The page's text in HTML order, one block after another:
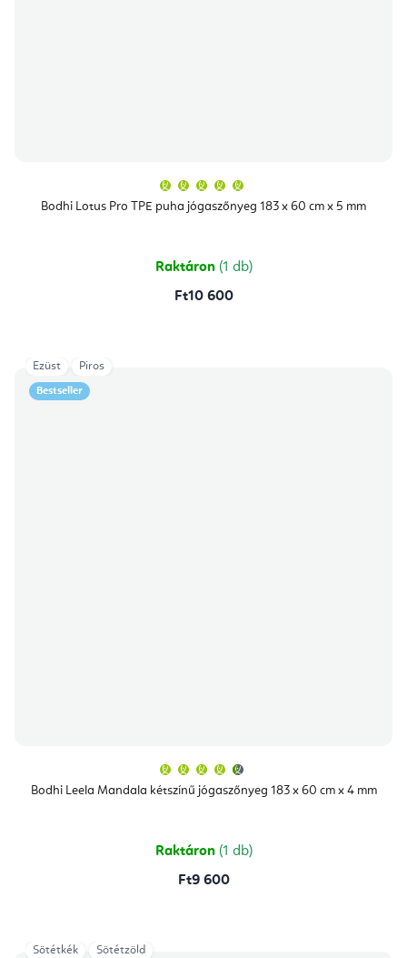
Bodhi Lotus Pro TPE puha jógaszőnyeg 183 x 60 cm x 5 mm
átlagos
értékelése
csillag.
Raktáron (1 db)
Ft10 600
Bestseller
Bodhi Leela Mandala kétszínű jógaszőnyeg 183 x 60 cm x 4 mm
átlagos
értékelése
csillag.
Raktáron (1 db)
Ft9 600
Ezüst Piros
Sötétkék Sötétzöld